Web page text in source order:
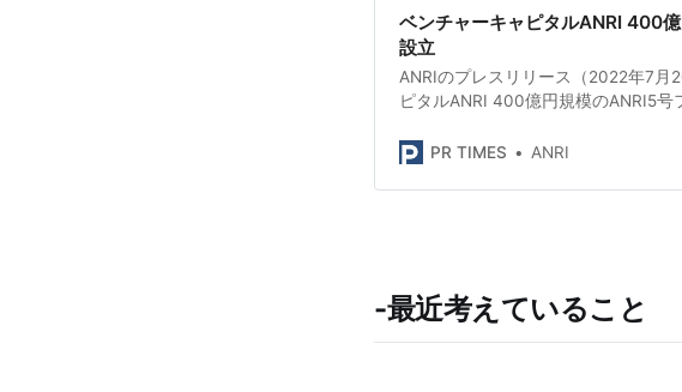
ベンチャーキャピタルANRI 400
設立
ANRIのプレスリリース（2022年7月
ピタルANRI 400億円規模のANRI5号
PR TIMES ANRI
-最近考えていること